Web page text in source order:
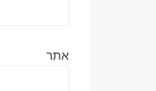
אתר